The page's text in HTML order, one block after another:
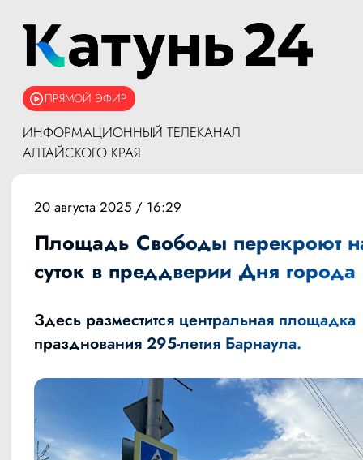
ПРЯМОЙ ЭФИР
ИНФОРМАЦИОННЫЙ ТЕЛЕКАНАЛ
АЛТАЙСКОГО КРАЯ
20 августа 2025 / 16:29
Площадь Свободы перекроют
суток в преддверии Дня города
Здесь разместится центральная площадка
празднования 295-летия Барнаула.